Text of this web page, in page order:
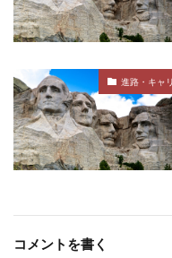
進路・キャ
コメントを書く